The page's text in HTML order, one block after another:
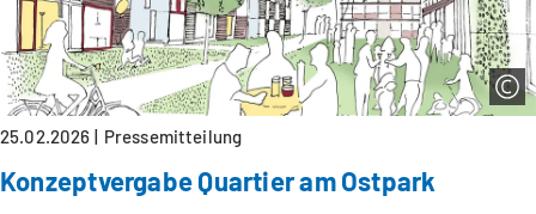
25.02.2026 Pressemitteilung
Konzeptvergabe Quartier am Ostpark